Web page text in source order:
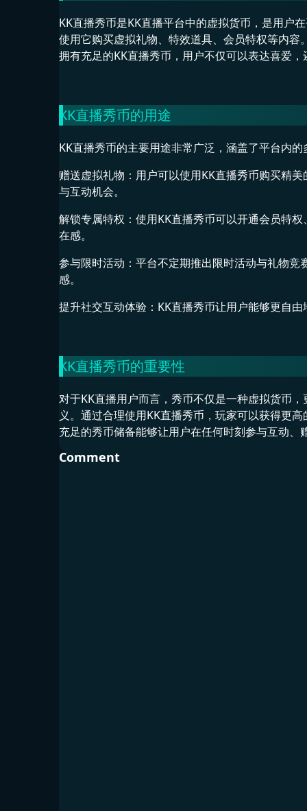
KK直播秀币是KK直播平台中的虚拟货币，是用户
使用它购买虚拟礼物、特效道具、会员特权等内容
拥有充足的KK直播秀币，用户不仅可以表达喜爱
KK直播秀币的用途
KK直播秀币的主要用途非常广泛，涵盖了平台内的
赠送虚拟礼物：用户可以使用KK直播秀币购买精
与互动机会。
解锁专属特权：使用KK直播秀币可以开通会员特
在感。
参与限时活动：平台不定期推出限时活动与礼物
感。
提升社交互动体验：KK直播秀币让用户能够更自
KK直播秀币的重要性
对于KK直播用户而言，秀币不仅是一种虚拟货币
义。通过合理使用KK直播秀币，玩家可以获得更
充足的秀币储备能够让用户在任何时刻参与互动、
Comment